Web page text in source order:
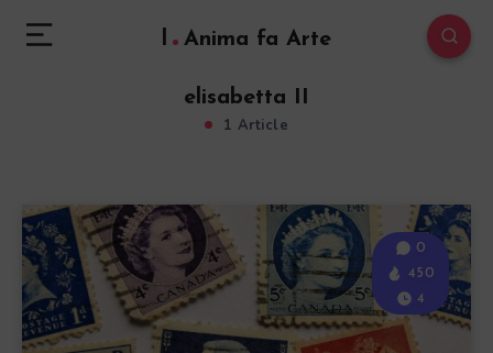
l Anima fa Arte
elisabetta II
1 Article
0
450
4